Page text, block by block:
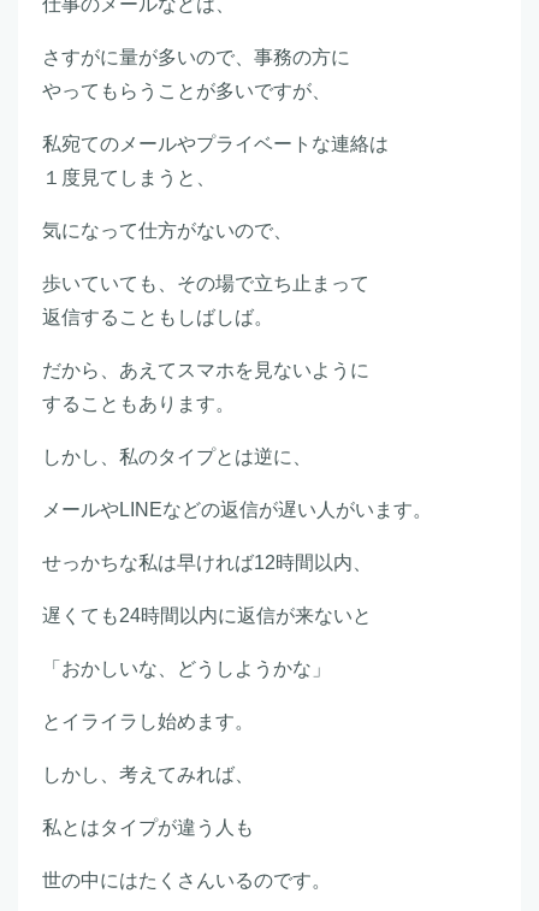
仕事のメールなどは、
さすがに量が多いので、事務の方に
やってもらうことが多いですが、
私宛てのメールやプライベートな連絡は
１度見てしまうと、
気になって仕方がないので、
歩いていても、その場で立ち止まって
返信することもしばしば。
だから、あえてスマホを見ないように
することもあります。
しかし、私のタイプとは逆に、
メールやLINEなどの返信が遅い人がいます。
せっかちな私は早ければ12時間以内、
遅くても24時間以内に返信が来ないと
「おかしいな、どうしようかな」
とイライラし始めます。
しかし、考えてみれば、
私とはタイプが違う人も
世の中にはたくさんいるのです。